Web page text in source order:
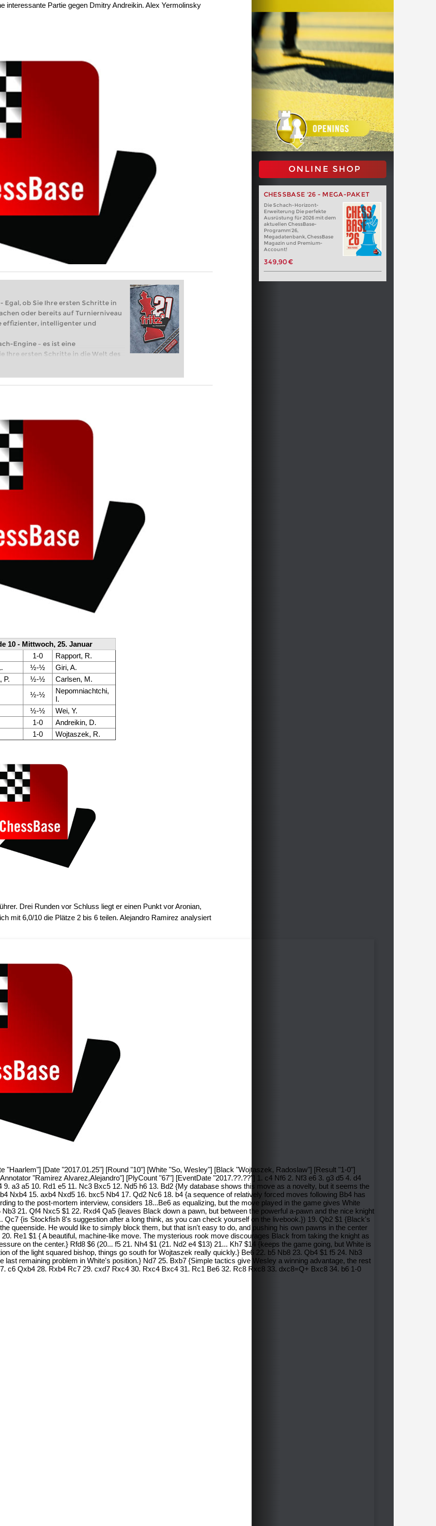
interessante Partie gegen Dmitry Andreikin. Alex Yermolinsky
ob Sie Ihre ersten Schritte in
oder bereits auf Turnierniveau
effizienter, intelligenter und
Engine – es ist eine
Ihre ersten Schritte in die Welt des
ONLINE SHOP
CHESSBASE '26 - MEGA-PAKET
Die Schach-Horizont-
Erweiterung Die perfekte
Ausrüstung für 2026 mit dem
aktuellen ChessBase-
Programm’26,
Megadatenbank, ChessBase
Magazin und Premium-
Account!
349,90 €
10 - Mittwoch, 25. Januar
1-0
Rapport, R.
½-½
Giri, A.
P.
½-½
Carlsen, M.
½-½
Nepomniachtchi,
I.
½-½
Wei, Y.
1-0
Andreikin, D.
1-0
Wojtaszek, R.
Drei Runden vor Schluss liegt er einen Punkt vor Aronian,
mit 6,0/10 die Plätze 2 bis 6 teilen. Alejandro Ramirez analysiert
"Haarlem"] [Date "2017.01.25"] [Round "10"] [White "So, Wesley"] [Black "Wojtaszek, Radoslaw"] [Result "1-0"]
"Ramirez Alvarez,Alejandro"] [PlyCount "67"] [EventDate "2017.??.??"] 1. c4 Nf6 2. Nf3 e6 3. g3 d5 4. d4
a3 a5 10. Rd1 e5 11. Nc3 Bxc5 12. Nd5 h6 13. Bd2 {My database shows this move as a novelty, but it seems the
Nxb4 15. axb4 Nxd5 16. bxc5 Nb4 17. Qd2 Nc6 18. b4 {a sequence of relatively forced moves following Bb4 has
to the post-mortem interview, considers 18...Be6 as equalizing, but the move played in the game gives White
21. Qf4 Nxc5 $1 22. Rxd4 Qa5 {leaves Black down a pawn, but between the powerful a-pawn and the nice knight
Qc7 {is Stockfish 8's suggestion after a long think, as you can check yourself on the livebook.}) 19. Qb2 $1 {Black's
queenside. He would like to simply block them, but that isn't easy to do, and pushing his own pawns in the center
Re1 $1 { A beautiful, machine-like move. The mysterious rook move discourages Black from taking the knight as
on the center.} Rfd8 $6 (20... f5 21. Nh4 $1 (21. Nd2 e4 $13) 21... Kh7 $14 {keeps the game going, but White is
of the light squared bishop, things go south for Wojtaszek really quickly.} Be6 22. b5 Nb8 23. Qb4 $1 f5 24. Nb3
last remaining problem in White's position.} Nd7 25. Bxb7 {Simple tactics give Wesley a winning advantage, the rest
c6 Qxb4 28. Rxb4 Rc7 29. cxd7 Rxc4 30. Rxc4 Bxc4 31. Rc1 Be6 32. Rc8 Rxc8 33. dxc8=Q+ Bxc8 34. b6 1-0